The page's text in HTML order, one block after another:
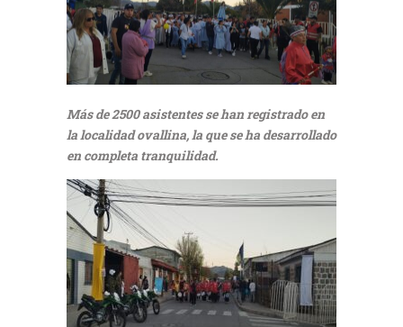
Más de 2500 asistentes se han registrado en
la localidad ovallina, la que se ha desarrollado
en completa tranquilidad.